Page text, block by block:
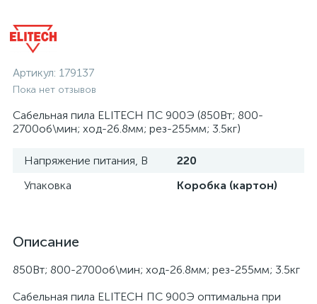
Артикул: 179137
Пока нет отзывов
Сабельная пила ELITECH ПС 900Э (850Вт; 800-
2700об\мин; ход-26.8мм; рез-255мм; 3.5кг)
Напряжение питания, В
220
Упаковка
Коробка (картон)
Описание
850Вт; 800-2700об\мин; ход-26.8мм; рез-255мм; 3.5кг
Сабельная пила ELITECH ПС 900Э оптимальна при